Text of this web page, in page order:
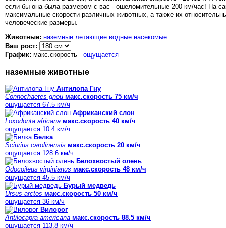
если бы она была размером с вас - ошеломительные 200 км/час! На
максимальные скорости различных животных, а также их
человеческие размеры.
Животные: наземные летающие водные насекомые
Ваш рост:
График: макс.скорость ощущается
наземные животные
Антилопа Гну
Connochaetes gnou макс.скорость 75 км/ч
ощущается 67.5 км/ч
Африканский слон
Loxodonta africana макс.скорость 40 км/ч
ощущается 10.4 км/ч
Белка
Sciurius carolinensis макс.скорость 20 км/ч
ощущается 128.6 км/ч
Белохвостый олень
Odocoileus virginianus макс.скорость 48 км/ч
ощущается 45.5 км/ч
Бурый медведь
Ursus arctos макс.скорость 50 км/ч
ощущается 36 км/ч
Вилорог
Antilocapra americana макс.скорость 88.5 км/ч
ощущается 113.8 км/ч